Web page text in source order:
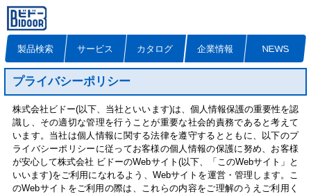
製品検索 サービス カタログ 企業情報 NEWS
プライバシーポリシー
株式会社ビドー(以下、当社といいます)は、個人情報保護の重要性を認
識し、その適切な管理を行うことが重要な社会的責務であると考えて
います。当社は個人情報に関する法律を遵守するとともに、以下のプ
ライバシーポリシーに従ってお客様の個人情報の保護に努め、お客様
が安心して株式会社 ビドーのWebサイト(以下、「このWebサイト」と
いいます)をご利用になれるよう、Webサイトを運営・管理します。こ
のWebサイトをご利用の際は、これらの内容をご理解のうえご利用く